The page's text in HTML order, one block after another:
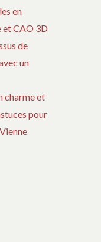
en
et CAO 3D
de
un
charme et
pour